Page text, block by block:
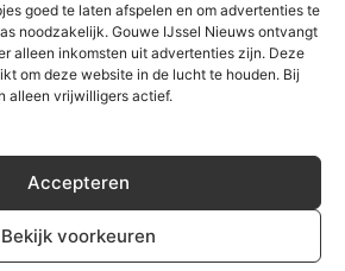
goed te laten afspelen en om advertenties te
noodzakelijk. Gouwe IJssel Nieuws ontvangt
alleen inkomsten uit advertenties zijn. Deze
om deze website in de lucht te houden. Bij
alleen vrijwilligers actief.
Accepteren
Bekijk voorkeuren
zoektocht op
gevonden
Motorrijder gewond na eenzijdig
Kortenoord in